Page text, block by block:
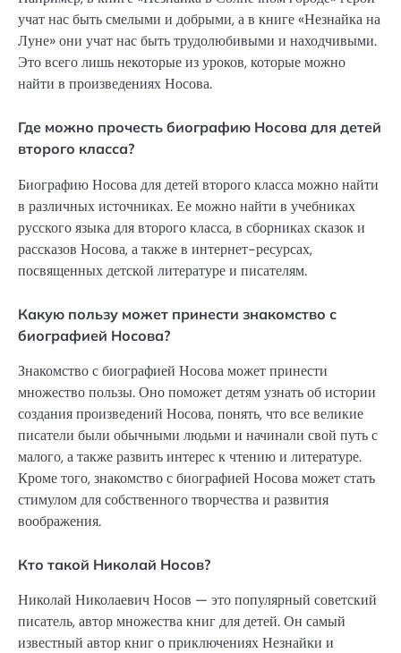
учат нас быть смелыми и добрыми, а в книге «Незнайка на
Луне» они учат нас быть трудолюбивыми и находчивыми.
Это всего лишь некоторые из уроков, которые можно
найти в произведениях Носова.
Где можно прочесть биографию Носова для детей
второго класса?
Биографию Носова для детей второго класса можно найти
в различных источниках. Ее можно найти в учебниках
русского языка для второго класса, в сборниках сказок и
рассказов Носова, а также в интернет-ресурсах,
посвященных детской литературе и писателям.
Какую пользу может принести знакомство с
биографией Носова?
Знакомство с биографией Носова может принести
множество пользы. Оно поможет детям узнать об истории
создания произведений Носова, понять, что все великие
писатели были обычными людьми и начинали свой путь с
малого, а также развить интерес к чтению и литературе.
Кроме того, знакомство с биографией Носова может стать
стимулом для собственного творчества и развития
воображения.
Кто такой Николай Носов?
Николай Николаевич Носов — это популярный советский
писатель, автор множества книг для детей. Он самый
известный автор книг о приключениях Незнайки и